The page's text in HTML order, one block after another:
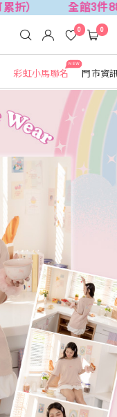
全館3件88折！🦄 滿
NEW
彩虹小馬聯名 門市資
0 0